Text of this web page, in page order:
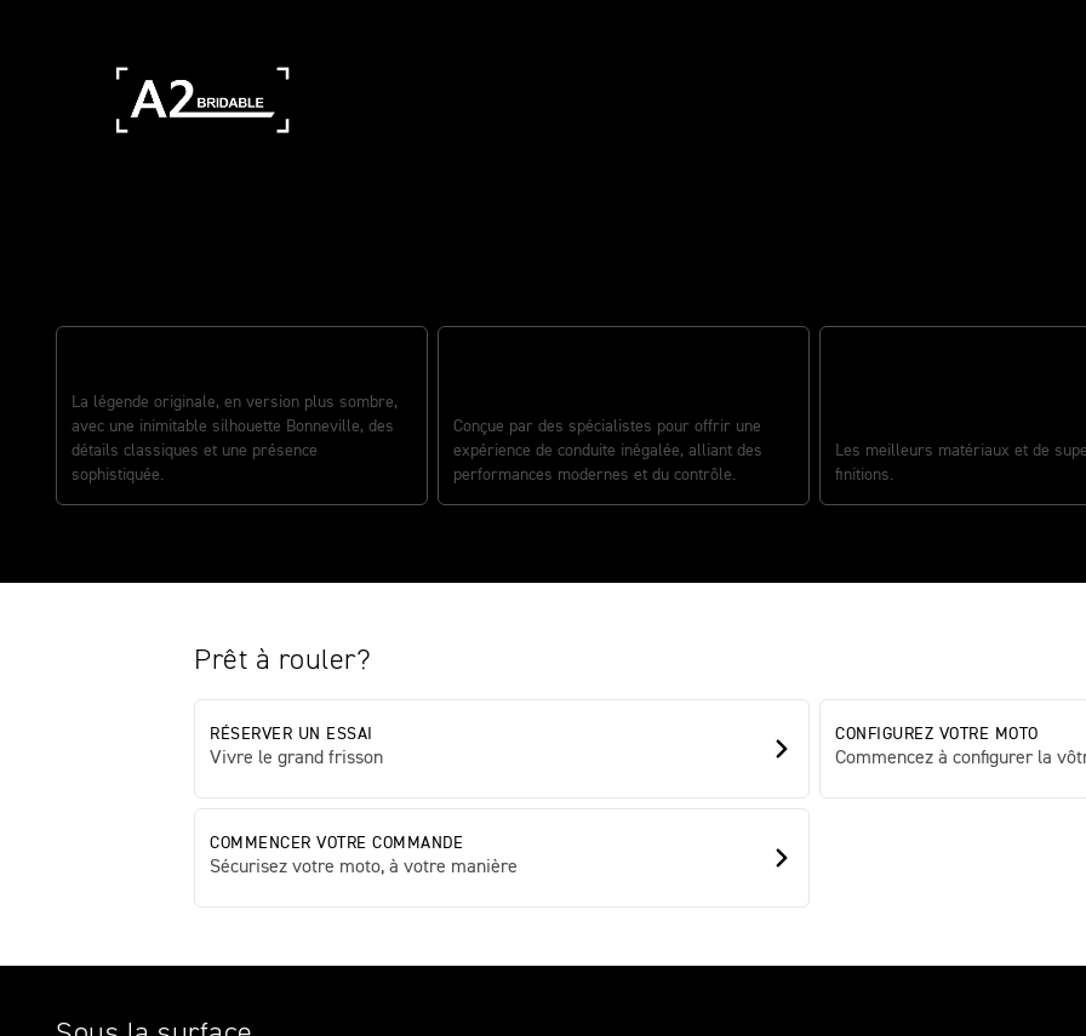
La légende originale, en version plus sombre,
avec une inimitable silhouette Bonneville, des
détails classiques et une présence
sophistiquée.
Conçue par des spécialistes pour offrir une
expérience de conduite inégalée, alliant des
performances modernes et du contrôle.
Les meilleurs matériaux et de
finitions.
Prêt à rouler?
RÉSERVER UN ESSAI
Vivre le grand frisson
CONFIGUREZ VOTRE MOTO
Commencez à configurer la
COMMENCER VOTRE COMMANDE
Sécurisez votre moto, à votre manière